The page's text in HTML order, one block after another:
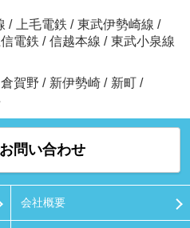
/ 上毛電鉄 / 東武伊勢崎線 /
信電鉄 / 信越本線 / 東武小泉線
倉賀野 / 新伊勢崎 / 新町 /
問い合わせ
会社概要